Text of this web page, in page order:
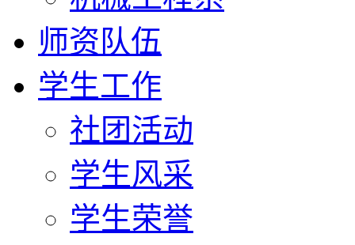
师资队伍
学生工作
社团活动
学生风采
学生荣誉